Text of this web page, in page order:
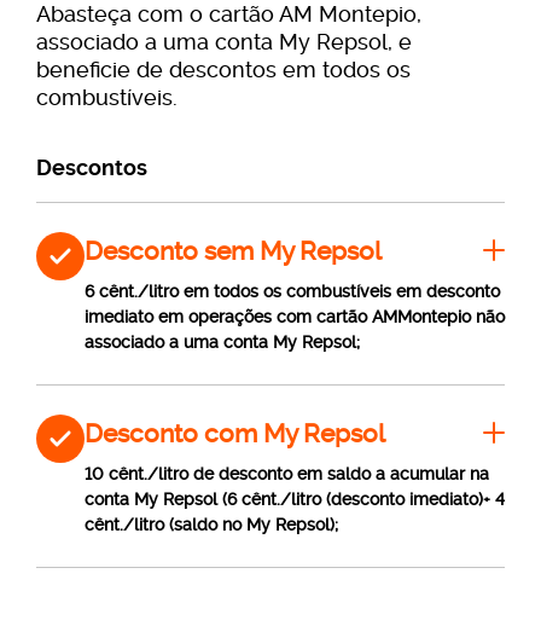
Abasteça com o cartão AM Montepio,
associado a uma conta My Repsol, e
beneficie de descontos em todos os
combustíveis.
Descontos
Desconto sem My Repsol
6 cênt./litro em todos os combustíveis em desconto
imediato em operações com cartão AMMontepio não
associado a uma conta My Repsol;
Desconto com My Repsol
10 cênt./litro de desconto em saldo a acumular na
conta My Repsol (6 cênt./litro (desconto imediato)+ 4
cênt./litro (saldo no My Repsol);